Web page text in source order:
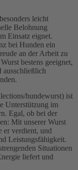
leicht
Belohnung
Einsatz eignet.
bei Hunden ein
an der Arbeit zu
bestens geeignet,
ausschließlich
hundewurst) ist
Unterstützung im
Egal, ob bei der
Mit unserer Wurst
er verdient, und
Leistungsfähigkeit.
Situationen
liefert und